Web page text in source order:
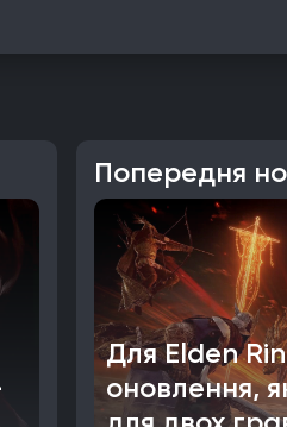
Попередня
Для Elden
оновлення,